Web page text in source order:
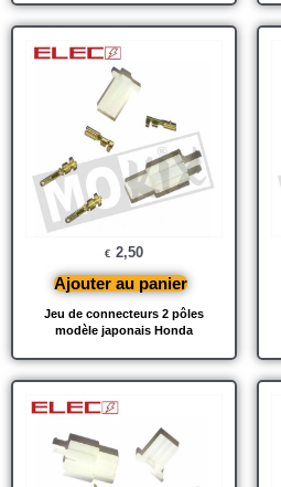
Jeu de connecteurs 2 pôles
modèle japonais Honda
€ 2,50
Ajouter au panier